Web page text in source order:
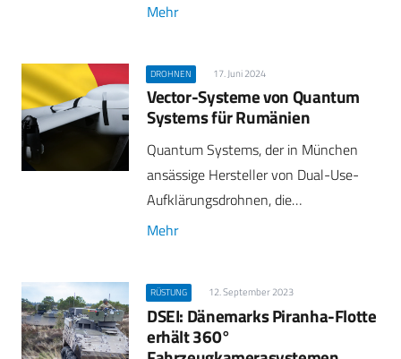
Mehr
DROHNEN 17. Juni 2024
Vector-Systeme von Quantum
Systems für Rumänien
Quantum Systems, der in München
ansässige Hersteller von Dual-Use-
Aufklärungsdrohnen, die…
Mehr
RÜSTUNG 12. September 2023
DSEI: Dänemarks Piranha-Flotte
erhält 360°